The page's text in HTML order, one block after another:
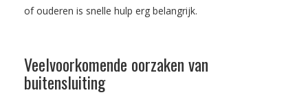
of ouderen is snelle hulp erg belangrijk.
Veelvoorkomende oorzaken van
buitensluiting